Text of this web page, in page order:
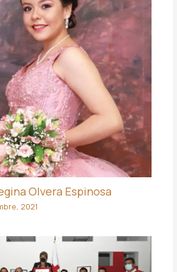
Olvera Espinosa
2021